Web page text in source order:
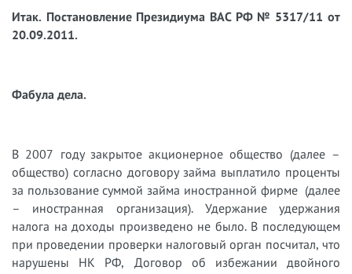
Итак. Постановление Президиума ВАС РФ № 5317/11 от
20.09.2011.
Фабула дела.
В 2007 году закрытое акционерное общество (далее –
общество) согласно договору займа выплатило проценты
за пользование суммой займа иностранной фирме (далее
– иностранная организация). Удержание удержания
налога на доходы произведено не было. В последующем
при проведении проверки налоговый орган посчитал, что
нарушены НК РФ, Договор об избежании двойного